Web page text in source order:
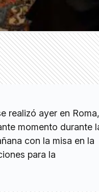
realizó ayer en Roma,
momento durante
con la misa en la
para la